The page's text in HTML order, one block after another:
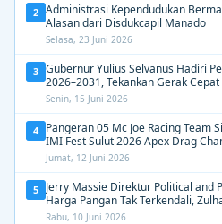
2 Administrasi Kependudukan Bermalah,”Warga
Alasan dari Disdukcapil Manado
Selasa, 23 Juni 2026
3 Gubernur Yulius Selvanus Hadiri
2026–2031, Tekankan Gerak
Senin, 15 Juni 2026
4 Pangeran 05 Mc Joe Racing Team
IMI Fest Sulut 2026 Apex Drag
Jumat, 12 Juni 2026
5 Jerry Massie Direktur Political and
Harga Pangan Tak Terkendali,
Dipertahankan”
Rabu, 10 Juni 2026